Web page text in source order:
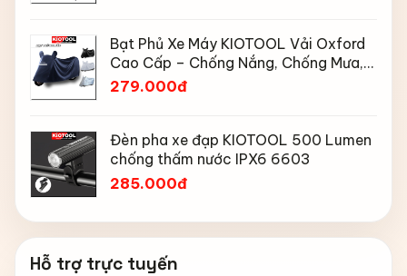
Bạt Phủ Xe Máy KIOTOOL Vải Oxford
Cao Cấp – Chống Nắng, Chống Mưa,
Chống Bụi, Chống Tia UV, Có Phản
279.000đ
Đèn pha xe đạp KIOTOOL 500 Lumen
chống thấm nước IPX6 6603
285.000đ
Hỗ trợ trực tuyến